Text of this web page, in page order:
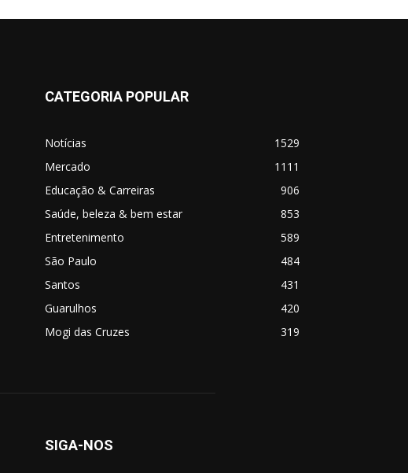
CATEGORIA POPULAR
Notícias
1529
Mercado
1111
Educação & Carreiras
906
Saúde, beleza & bem estar
853
Entretenimento
589
São Paulo
484
Santos
431
Guarulhos
420
Mogi das Cruzes
319
SIGA-NOS